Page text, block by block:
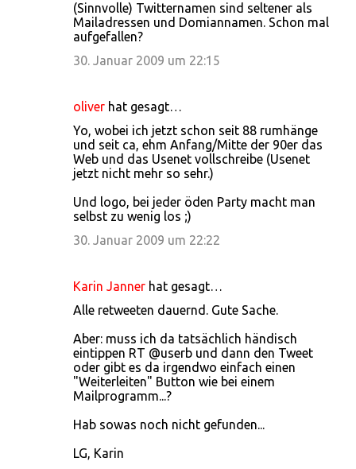
(Sinnvolle) Twitternamen sind seltener als
Mailadressen und Domiannamen. Schon mal
aufgefallen?
30. Januar 2009 um 22:15
oliver hat gesagt…
Yo, wobei ich jetzt schon seit 88 rumhänge
und seit ca, ehm Anfang/Mitte der 90er das
Web und das Usenet vollschreibe (Usenet
jetzt nicht mehr so sehr.)
Und logo, bei jeder öden Party macht man
selbst zu wenig los ;)
30. Januar 2009 um 22:22
Karin Janner hat gesagt…
Alle retweeten dauernd. Gute Sache.
Aber: muss ich da tatsächlich händisch
eintippen RT @userb und dann den Tweet
oder gibt es da irgendwo einfach einen
"Weiterleiten" Button wie bei einem
Mailprogramm...?
Hab sowas noch nicht gefunden...
LG, Karin